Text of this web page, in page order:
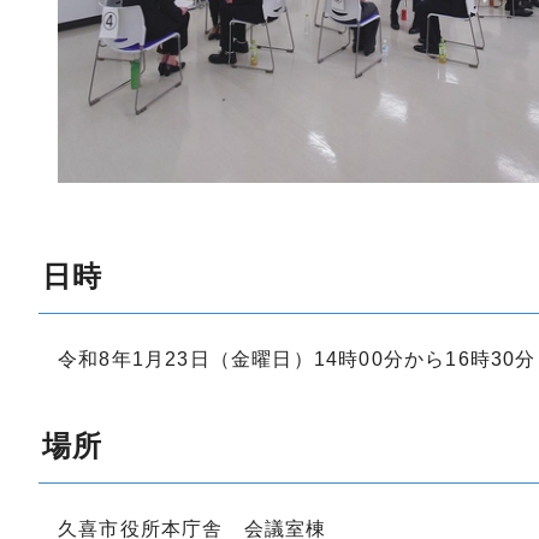
日時
令和8年1月23日（金曜日）14時00分から16時30
場所
久喜市役所本庁舎 会議室棟